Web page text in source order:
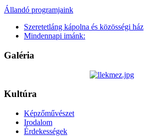
Állandó programjaink
Szeretetláng kápolna és közösségi ház
Mindennapi imánk:
Galéria
Kultúra
Képzőművészet
Irodalom
Érdekességek